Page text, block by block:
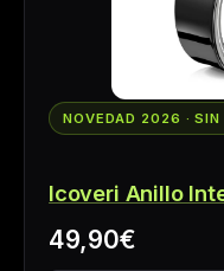
NOVEDAD 2026 ·
Icoveri Anillo
49,90€